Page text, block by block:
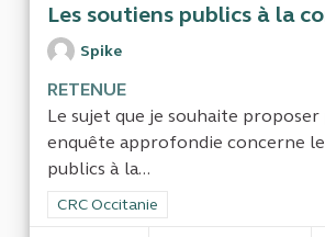
Les soutiens publics à la
Spike
RETENUE
Le sujet que je souhaite proposer
enquête approfondie concerne
publics à la...
Filtrer les résultats de la catégorie :
CRC Occitanie